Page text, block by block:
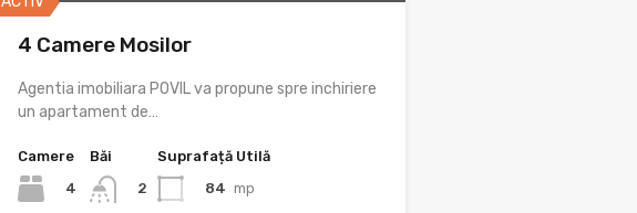
4 Camere Mosilor
Agentia imobiliara POVIL va propune spre inchiriere
un apartament de…
Camere
4
Băi
2
Suprafață Utilă
84 mp